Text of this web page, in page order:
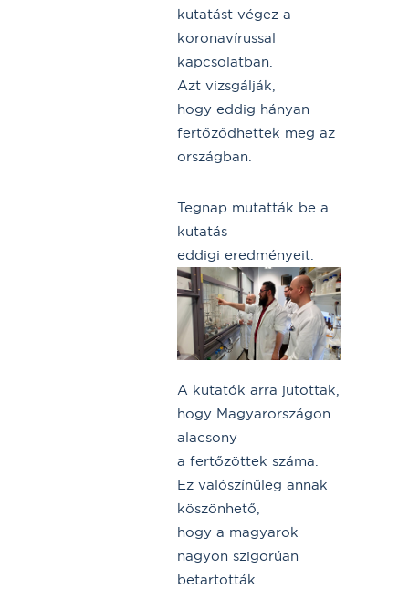
kutatást végez a
koronavírussal
kapcsolatban.
Azt vizsgálják,
hogy eddig hányan
fertőződhettek meg az
országban.
Tegnap mutatták be a
kutatás
eddigi eredményeit.
A kutatók arra jutottak,
hogy Magyarországon
alacsony
a fertőzöttek száma.
Ez valószínűleg annak
köszönhető,
hogy a magyarok
nagyon szigorúan
betartották